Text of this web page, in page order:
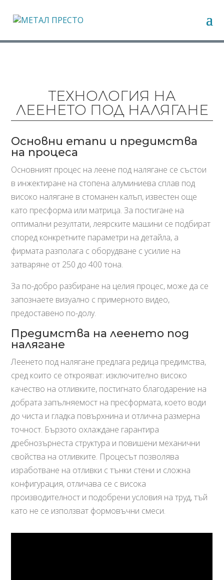
ТЕХНОЛОГИЯ НА
ЛЕЕНЕТО ПОД НАЛЯГАНЕ
Основни етапи и предимства
на процеса
Основният процес на леене под налягане се състои
в инжектиране на стопена алуминиева сплав под
високо налягане в стоманен калъп, известен още
като пресформа или матрица. За постигане на
оптимални резултати, леярските машини се подбират
според конкретните параметри на детайла, а
фирмата разполага с оборудване с усилие на
затваряне от 250 до 400 тона.
За по-добро разбиране на целия процес, може да се
запознаете визуално с примерното видео,
предоставено по-долу.
Предимства на леенето под
налягане
Леенето под налягане предлага редица предимства,
сред които се открояват: изключително високо
качество на отливките, постигнато благодарение на
добрата запълняемост на пресформата, което води
до чиста и гладка повърхнина и отлична размерна
точност. Бързото охлаждане гарантира
дребнозърнеста структура и повишени механични
свойства на отливките. Процесът позволява
изработване на отливки с тънки стени и сложна
конфигурация, отличава се с висока
производителност и подобрени условия на труд, тъй
като не се използват формовъчни смеси.